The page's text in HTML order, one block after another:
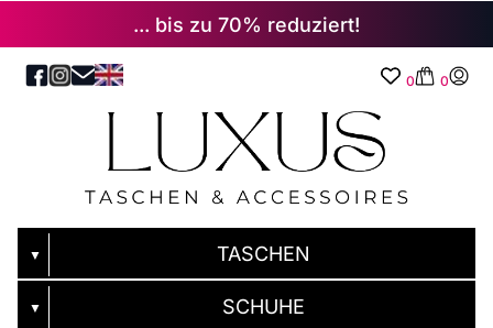
... bis zu 70% reduziert!
0 0
▼ TASCHEN
▼ SCHUHE